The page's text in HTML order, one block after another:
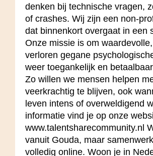
denken bij technische vragen,
of crashes. Wij zijn een non-
dat binnenkort overgaat in een
Onze missie is om
verloren gegane
weer toegankelijk en
Zo willen we mensen helpen
veerkrachtig te blijven, ook
leven intens of overweldigend
informatie vind je op onze
www.talentsharecommunity.nl
vanuit Gouda, maar
volledig online. Woon je in